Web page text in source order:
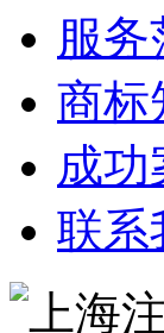
服务
商标
成功
联系